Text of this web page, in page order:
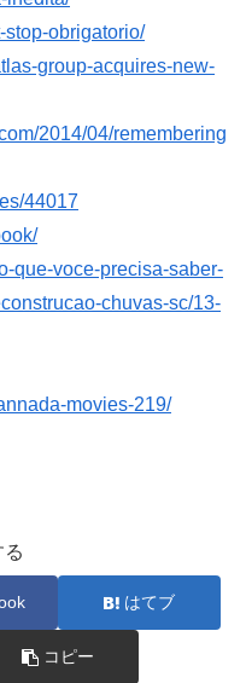
stop-obrigatorio/
group-acquires-new-
2014/04/remembering
44017
que-voce-precisa-saber-
chuvas-sc/13-
movies-219/
る
はてブ
コピー